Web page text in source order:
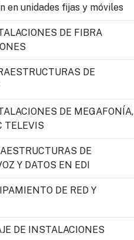
en unidades fijas y móviles
DE FIBRA
DE
DE MEGAFONÍA,
TELEVIS
DE
Y DATOS EN EDI
DE RED Y
DE INSTALACIONES